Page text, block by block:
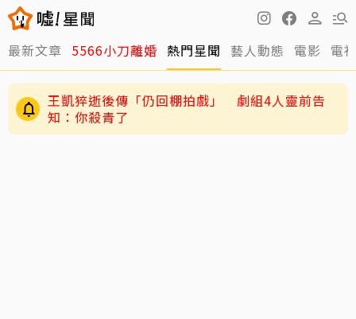
最新文章 5566小刀離婚 熱門星聞 藝人動態 電影 電
王凱猝逝後傳「仍回棚拍戲」 劇組4人靈前告
知：你殺青了